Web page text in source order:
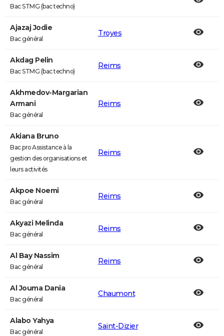
Bac STMG (bac techno)
Ajazaj Jodie
Bac général
Troyes
Akdag Pelin
Bac STMG (bac techno)
Reims
Akhmedov-Margarian
Armani
Bac général
Reims
Akiana Bruno
Bac pro Assistance à la
gestion des organisations et
leurs activités
Reims
Akpoe Noemi
Bac général
Reims
Akyazi Melinda
Bac général
Reims
Al Bay Nassim
Bac général
Reims
Al Jouma Dania
Bac général
Chaumont
Alabo Yahya
Bac général
Saint-Dizier